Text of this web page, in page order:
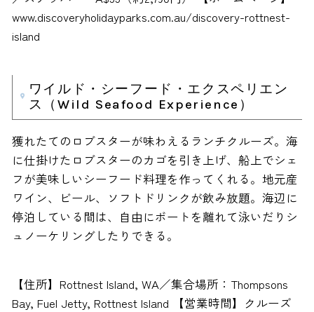
www.discoveryholidayparks.com.au/discovery-rottnest-
island
ワイルド・シーフード・エクスペリエン
ス（Wild Seafood Experience）
獲れたてのロブスターが味わえるランチクルーズ。海
に仕掛けたロブスターのカゴを引き上げ、船上でシェ
フが美味しいシーフード料理を作ってくれる。地元産
ワイン、ビール、ソフトドリンクが飲み放題。海辺に
停泊している間は、自由にボートを離れて泳いだりシ
ュノーケリングしたりできる。
【住所】Rottnest Island, WA／集合場所：Thompsons
Bay, Fuel Jetty, Rottnest Island 【営業時間】クルーズ